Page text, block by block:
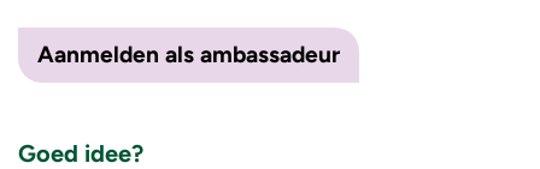
Aanmelden als ambassadeur
Goed idee?